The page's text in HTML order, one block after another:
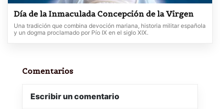
Día de la Inmaculada Concepción de la Virgen
Una tradición que combina devoción mariana, historia militar española
y un dogma proclamado por Pío IX en el siglo XIX.
Comentarios
Escribir un comentario